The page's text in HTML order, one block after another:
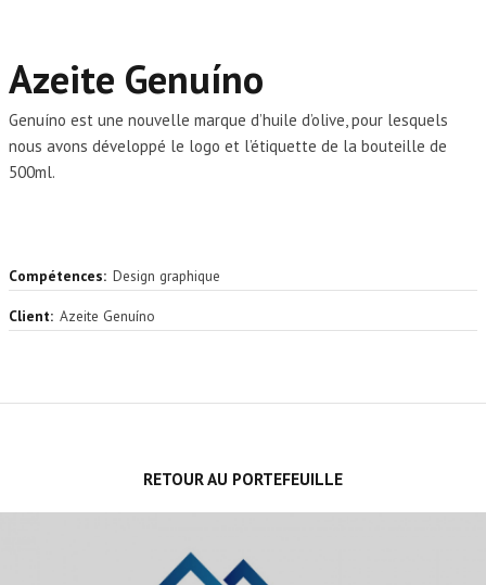
Azeite Genuíno
Genuíno est une nouvelle marque d’huile d’olive, pour lesquels
nous avons développé le logo et l’étiquette de la bouteille de
500ml.
Compétences: Design graphique
Client: Azeite Genuíno
RETOUR AU PORTEFEUILLE